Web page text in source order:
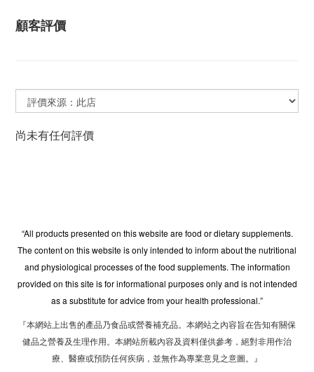
顧客評價
尚未有任何評價
“All products presented on this website are food or dietary supplements.
The content on this website is only intended to inform about the nutritional
and physiological processes of the food supplements. The information
provided on this site is for informational purposes only and is not intended
as a substitute for advice from your health professional.”
『本網站上出售的產品乃食品或營養補充品。本網站之內容旨在告知有關保
健品之營養及生理作用。本網站所載內容及資料僅供參考，絕對非用作治
療、醫療或預防任何疾病，並無作為專業意見之意圖。』